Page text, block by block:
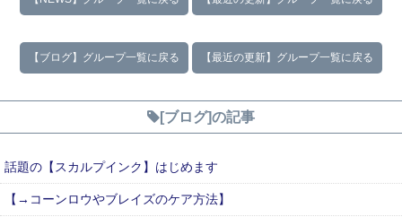
【ブログ】グループ一覧に戻る 【最近の更新】グループ一覧に戻る
[ブログ]の記事
話題の【スカルプインク】はじめます
【→コーンロウやブレイズのケア方法】